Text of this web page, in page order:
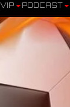
PODCAST